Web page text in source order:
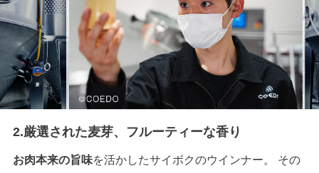
2.厳選された麦芽、フルーティーな香り
お肉本来の旨味を活かしたサイボクのウインナー。 その